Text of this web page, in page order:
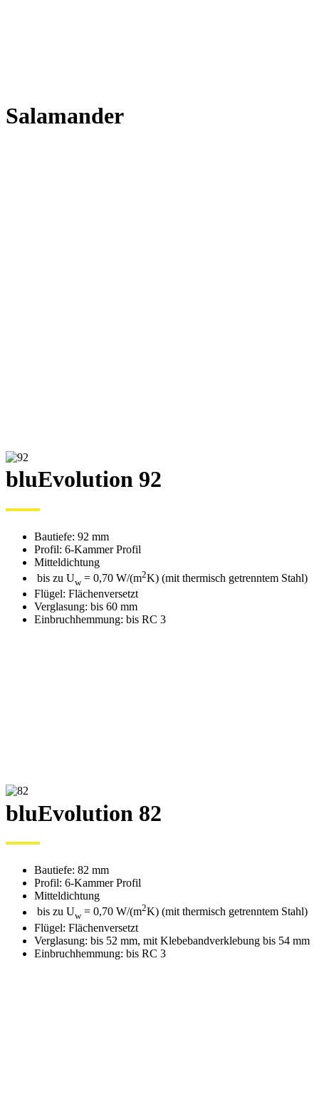
Salamander
bluEvolution 92
Bautiefe: 92 mm
Profil: 6-Kammer Profil
Mitteldichtung
bis zu Uw = 0,70 W/(m2K) (mit thermisch getrenntem Stahl)
Flügel: Flächenversetzt
Verglasung: bis 60 mm
Einbruchhemmung: bis RC 3
bluEvolution 82
Bautiefe: 82 mm
Profil: 6-Kammer Profil
Mitteldichtung
bis zu Uw= 0,70 W/(m2K) (mit thermisch getrenntem Stahl)
Flügel: Flächenversetzt
Verglasung: bis 52 mm, mit Klebebandverklebung bis 54 mm
Einbruchhemmung: bis RC 3